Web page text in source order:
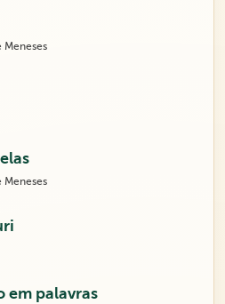
Meneses
Meneses
em palavras